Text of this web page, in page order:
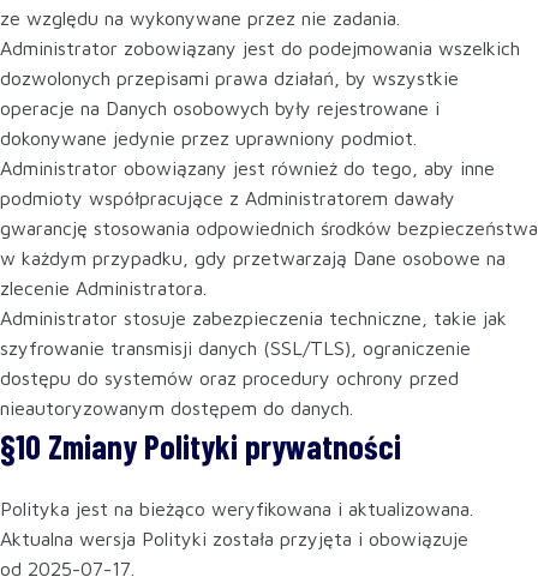
ze względu na wykonywane przez nie zadania.
Administrator zobowiązany jest do podejmowania wszelkich
dozwolonych przepisami prawa działań, by wszystkie
operacje na Danych osobowych były rejestrowane i
dokonywane jedynie przez uprawniony podmiot.
Administrator obowiązany jest również do tego, aby inne
podmioty współpracujące z Administratorem dawały
gwarancję stosowania odpowiednich środków bezpieczeństwa
w każdym przypadku, gdy przetwarzają Dane osobowe na
zlecenie Administratora.
Administrator stosuje zabezpieczenia techniczne, takie jak
szyfrowanie transmisji danych (SSL/TLS), ograniczenie
dostępu do systemów oraz procedury ochrony przed
nieautoryzowanym dostępem do danych.
§10 Zmiany Polityki prywatności
Polityka jest na bieżąco weryfikowana i aktualizowana.
Aktualna wersja Polityki została przyjęta i obowiązuje
od 2025-07-17.